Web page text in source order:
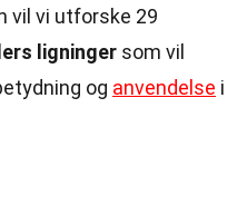
vil vi utforske 29
ligninger som vil
og anvendelse i